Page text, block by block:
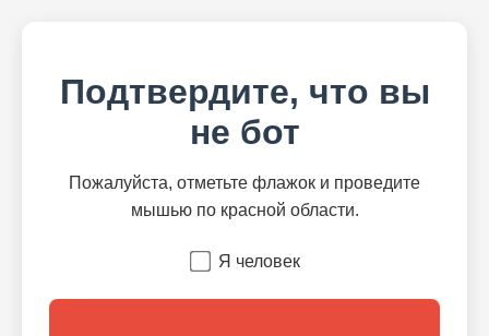
Подтвердите, что вы
не бот
Пожалуйста, отметьте флажок и проведите
мышью по красной области.
Я человек